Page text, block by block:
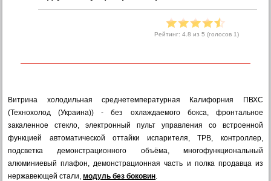
Рейтинг: 4.8 из 5 (голосов 1)
Витрина холодильная среднетемпературная Калифорния ПВХС
(Технохолод (Украина)) - без охлаждаемого бокса, фронтальное
закаленное стекло, электронный пульт управления со встроенной
функцией автоматической оттайки испарителя, ТРВ, контроллер,
подсветка демонстрационного объёма, многофункциональный
алюминиевый плафон, демонстрационная часть и полка продавца из
нержавеющей стали,модуль без боковин.